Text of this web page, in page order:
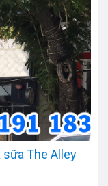
The Alley